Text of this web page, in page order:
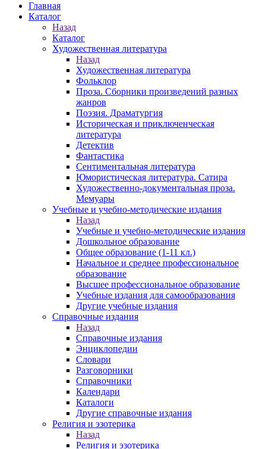
Главная
Каталог
Назад
Каталог
Художественная литература
Назад
Художественная литература
Фольклор
Проза. Сборники произведений разных
жанров
Поэзия. Драматургия
Историческая и приключенческая
литература
Детектив
Фантастика
Сентиментальная литература
Юмористическая литература. Сатира
Художественно-документальная проза.
Мемуары
Учебные и учебно-методические издания
Назад
Учебные и учебно-методические издания
Дошкольное образование
Общее образование (1-11 кл.)
Начальное и среднее профессиональное
образование
Высшее профессиональное образование
Учебные издания для самообразования
Другие учебные издания
Справочные издания
Назад
Справочные издания
Энциклопедии
Словари
Разговорники
Справочники
Календари
Каталоги
Другие справочные издания
Религия и эзотерика
Назад
Религия и эзотерика